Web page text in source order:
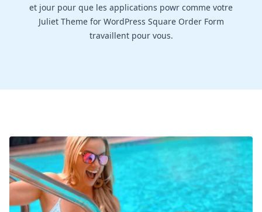
et jour pour que les applications powr comme votre
Juliet Theme for WordPress Square Order Form
travaillent pour vous.